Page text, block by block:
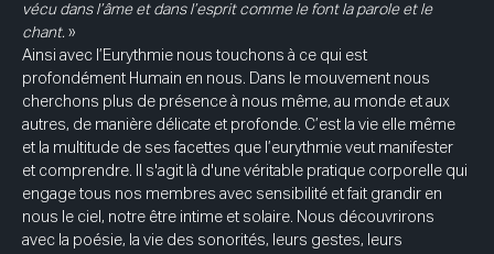
vécu dans l’âme et dans l’esprit comme le font la parole et le
chant. »
Ainsi avec l’Eurythmie nous touchons à ce qui est
profondément Humain en nous. Dans le mouvement nous
cherchons plus de présence à nous même, au monde et aux
autres, de manière délicate et profonde. C’est la vie elle même
et la multitude de ses facettes que l’eurythmie veut manifester
et comprendre. Il s'agit là d'une véritable pratique corporelle qui
engage tous nos membres avec sensibilité et fait grandir en
nous le ciel, notre être intime et solaire. Nous découvrirons
avec la poésie, la vie des sonorités, leurs gestes, leurs